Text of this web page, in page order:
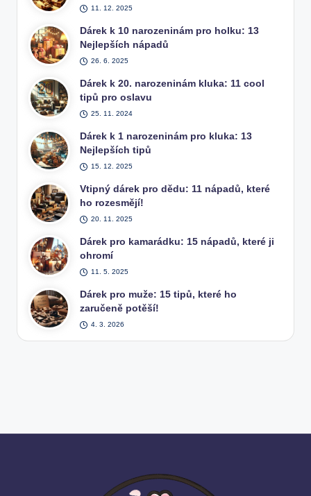
11. 12. 2025
Dárek k 10 narozeninám pro holku: 13
Nejlepších nápadů
26. 6. 2025
Dárek k 20. narozeninám kluka: 11 cool
tipů pro oslavu
25. 11. 2024
Dárek k 1 narozeninám pro kluka: 13
Nejlepších tipů
15. 12. 2025
Vtipný dárek pro dědu: 11 nápadů, které
ho rozesmějí!
20. 11. 2025
Dárek pro kamarádku: 15 nápadů, které ji
ohromí
11. 5. 2025
Dárek pro muže: 15 tipů, které ho
zaručeně potěší!
4. 3. 2026